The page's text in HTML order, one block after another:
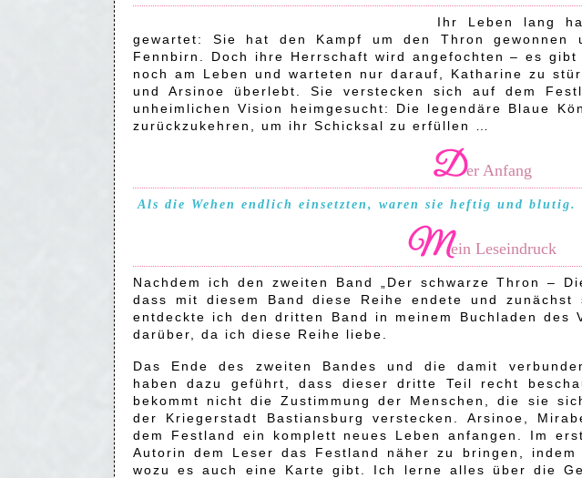
Ihr Leben lang
gewartet: Sie hat den Kampf um den Thron gewonnen
Fennbirn. Doch ihre Herrschaft wird angefochten – es
noch am Leben und warteten nur darauf, Katharine zu
und Arsinoe überlebt. Sie verstecken sich auf dem
unheimlichen Vision heimgesucht: Die legendäre Blaue
zurückzukehren, um ihr Schicksal zu erfüllen …
Der Anfang
Als die Wehen endlich einsetzten, waren sie heftig und blutig.
Mein Leseindruck
Nachdem ich den zweiten Band „Der schwarze Thron –
dass mit diesem Band diese Reihe endete und
entdeckte ich den dritten Band in meinem Buchladen des
darüber, da ich diese Reihe liebe.
Das Ende des zweiten Bandes und die damit
haben dazu geführt, dass dieser dritte Teil recht
bekommt nicht die Zustimmung der Menschen, die sie
der Kriegerstadt Bastiansburg verstecken. Arsinoe,
dem Festland ein komplett neues Leben anfangen. Im
Autorin dem Leser das Festland näher zu bringen, indem
wozu es auch eine Karte gibt. Ich lerne alles über die